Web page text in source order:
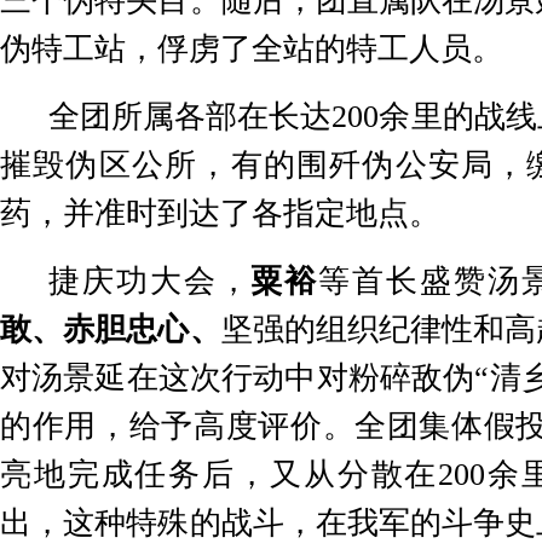
伪特工站，俘虏了全站的特工人员。
全团所属各部在长达200余里的战
摧毁伪区公所，有的围歼伪公安局，
药，并准时到达了各指定地点。
捷庆功大会， 粟裕等首长盛赞汤
敢、赤胆忠心、 坚强的组织纪律性和
对汤景延在这次行动中对粉碎敌伪“清
的作用，给予高度评价。全团集体假
亮地完成任务后，又从分散在200余
出，这种特殊的战斗，在我军的斗争